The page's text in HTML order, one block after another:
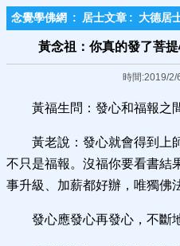
念覺學佛網 : 居士文章 : 大德居
黃念祖：你真的發了菩
時間:2019/2/
黃福生問：發心和福報之
黃老說：發心就會得到上
不只是福報。沒福你要看書結
事升級、加薪都好辦，唯獨佛
發心應發心再發心，不斷